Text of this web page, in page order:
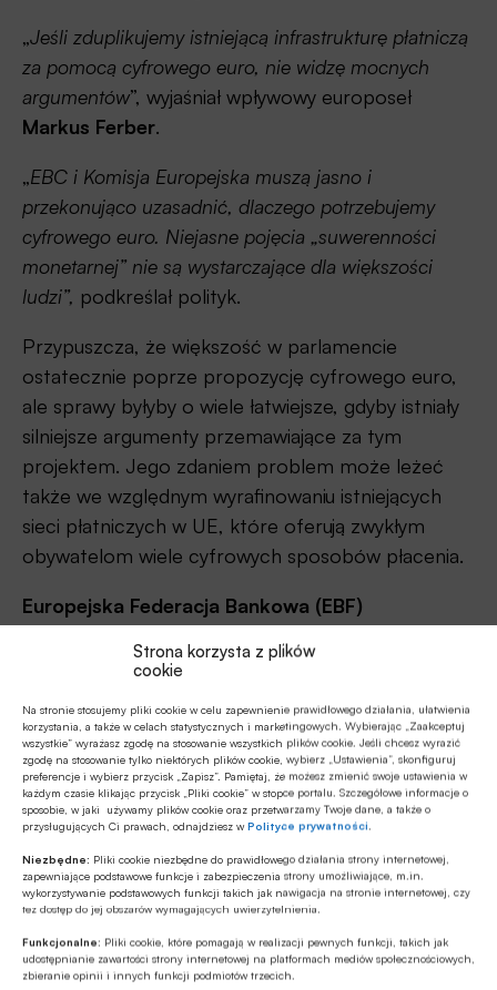
Strona korzysta z plików
cookie
Na stronie stosujemy pliki cookie w celu zapewnienie prawidłowego działania, ułatwienia
korzystania, a także w celach statystycznych i marketingowych. Wybierając „Zaakceptuj
wszystkie” wyrażasz zgodę na stosowanie wszystkich plików cookie. Jeśli chcesz wyrazić
zgodę na stosowanie tylko niektórych plików cookie, wybierz „Ustawienia”, skonfiguruj
preferencje i wybierz przycisk „Zapisz”. Pamiętaj, że możesz zmienić swoje ustawienia w
każdym czasie klikając przycisk „Pliki cookie” w stopce portalu. Szczegółowe informacje o
sposobie, w jaki używamy plików cookie oraz przetwarzamy Twoje dane, a także o
przysługujących Ci prawach, odnajdziesz wPolityce prywatności.
Niezbędne: Pliki cookie niezbędne do prawidłowego działania strony internetowej,
zapewniające podstawowe funkcje i zabezpieczenia strony umożliwiające, m.in.
wykorzystywanie podstawowych funkcji takich jak nawigacja na stronie internetowej, czy
tez dostęp do jej obszarów wymagających uwierzytelnienia.
Funkcjonalne: Pliki cookie, które pomagają w realizacji pewnych funkcji, takich jak
udostępnianie zawartości strony internetowej na platformach mediów społecznościowych,
zbieranie opinii i innych funkcji podmiotów trzecich.
„Jeśli zduplikujemy istniejącą infrastrukturę płatniczą
za pomocą cyfrowego euro, nie widzę mocnych
argumentów”, wyjaśniał wpływowy europoseł
Markus Ferber.
„EBC i Komisja Europejska muszą jasno i
przekonująco uzasadnić, dlaczego potrzebujemy
cyfrowego euro. Niejasne pojęcia „suwerenności
monetarnej” nie są wystarczające dla większości
ludzi”, podkreślał polityk.
Przypuszcza, że większość w parlamencie
ostatecznie poprze propozycję cyfrowego euro,
ale sprawy byłyby o wiele łatwiejsze, gdyby istniały
silniejsze argumenty przemawiające za tym
projektem. Jego zdaniem problem może leżeć
także we względnym wyrafinowaniu istniejących
sieci płatniczych w UE, które oferują zwykłym
obywatelom wiele cyfrowych sposobów płacenia.
Europejska Federacja Bankowa (EBF)
podkreślając potrzebę konkurencyjnego
bezpieczeństwem użytkowników i debatą
publiczną w zakresie rozwoju finansów cyfrowych.
Celem powinien być zrównoważony model
biznesowy, ustanowienie mechanizmów
limitów dotyczących transakcji, wyjaśnia EBF.
(NVB)chce wyjaśnienia koncepcji i wpływu
cyfrowego euro. Jego pytania dotyczą roli banków